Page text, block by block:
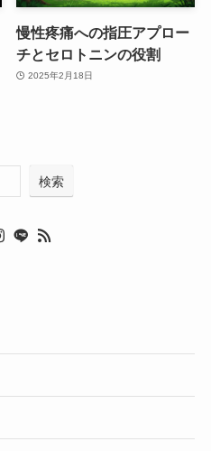
慢性疼痛への指圧アプロー
チとセロトニンの役割
2025年2月18日
検索